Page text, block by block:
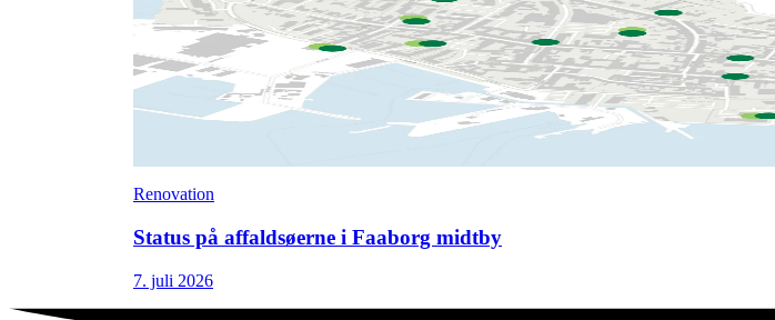
Renovation
Status på affaldsøerne i Faaborg midtby
7. juli 2026